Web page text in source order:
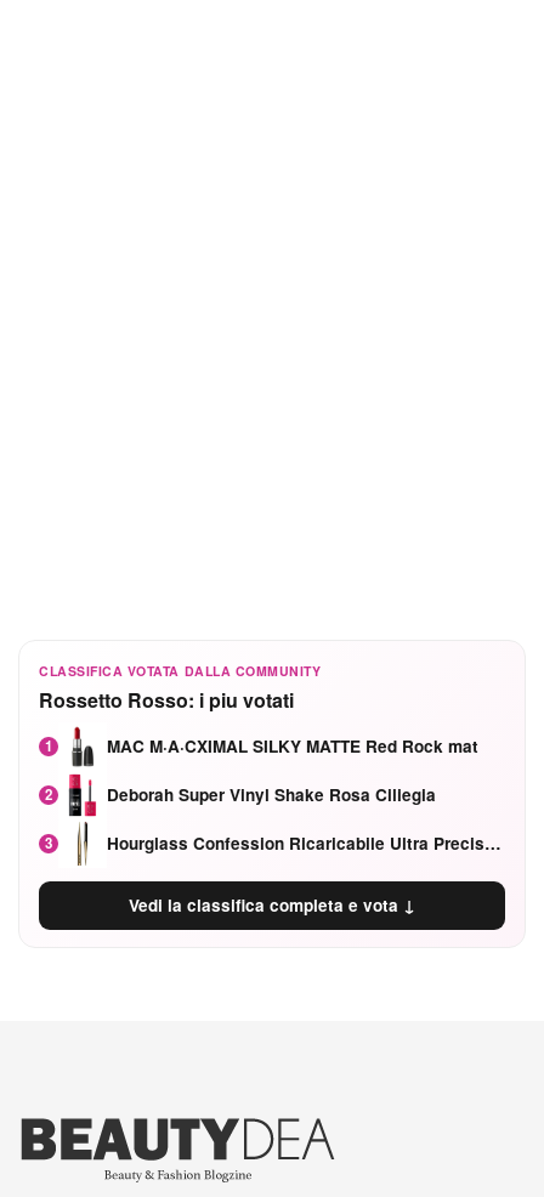
CLASSIFICA VOTATA DALLA COMMUNITY
Rossetto Rosso: i piu votati
1 MAC M·A·CXIMAL SILKY MATTE Red Rock mat
2 Deborah Super Vinyl Shake Rosa Ciliegia
3 Hourglass Confession Ricaricabile Ultra Preciso Ad Alta Intensità Secretly Classic Red
Vedi la classifica completa e vota ↓